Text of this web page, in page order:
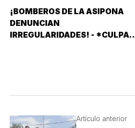
¡BOMBEROS DE LA ASIPONA
DENUNCIAN
IRREGULARIDADES! - *CULPAN
Artículo anterior